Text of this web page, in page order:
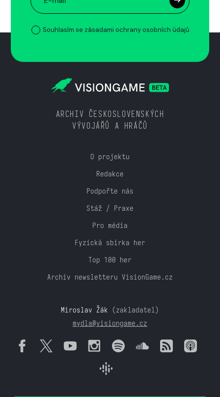
Souhlasím se zásadami ochrany osobních údajů
ARCHIV ČESKOSLOVENSKÝCH
VÝVOJÁŘŮ A HRÁČŮ
O projektu
Redakce
Podpořte nás
Stáž / Praxe
Pro média
Fyzická sbírka her
Top 100 her
Archiv newsletteru VisionGame.cz
Miroslav Žák (zakladatel)
mydla@visiongame.cz